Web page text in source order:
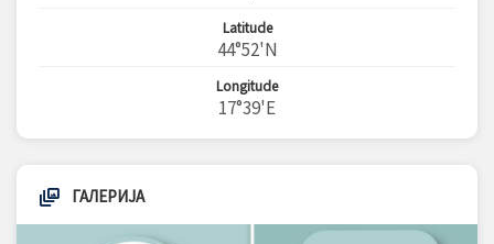
Latitude
44°52'N
Longitude
17°39'E
ГАЛЕРИЈА